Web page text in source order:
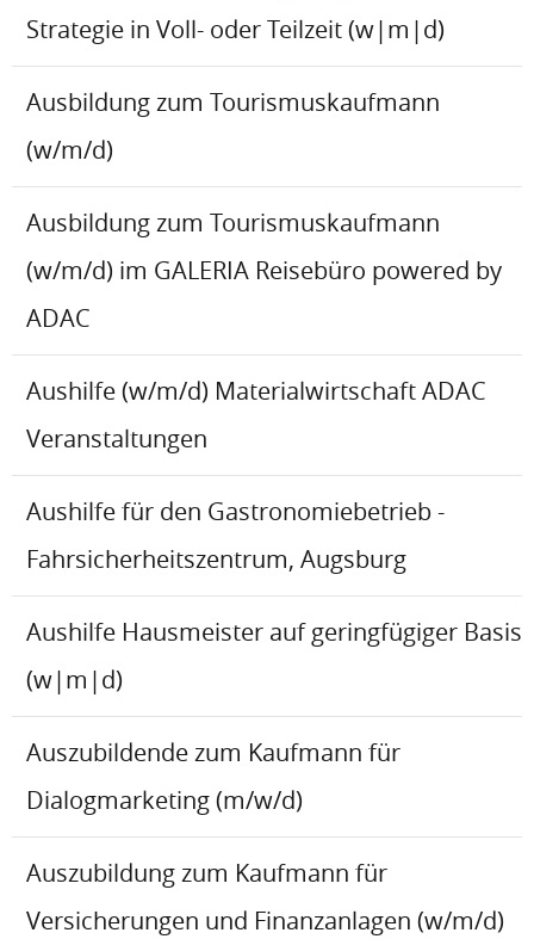
Strategie in Voll- oder Teilzeit (w|m|d)
Ausbildung zum Tourismuskaufmann
(w/m/d)
Ausbildung zum Tourismuskaufmann
(w/m/d) im GALERIA Reisebüro powered by
ADAC
Aushilfe (w/m/d) Materialwirtschaft ADAC
Veranstaltungen
Aushilfe für den Gastronomiebetrieb -
Fahrsicherheitszentrum, Augsburg
Aushilfe Hausmeister auf geringfügiger Basis
(w|m|d)
Auszubildende zum Kaufmann für
Dialogmarketing (m/w/d)
Auszubildung zum Kaufmann für
Versicherungen und Finanzanlagen (w/m/d)